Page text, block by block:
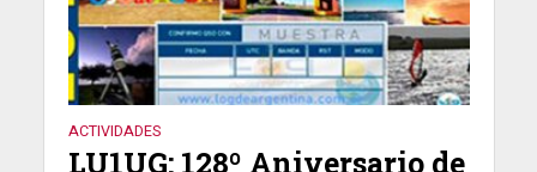
ACTIVIDADES
LU1UG: 128º Aniversario de